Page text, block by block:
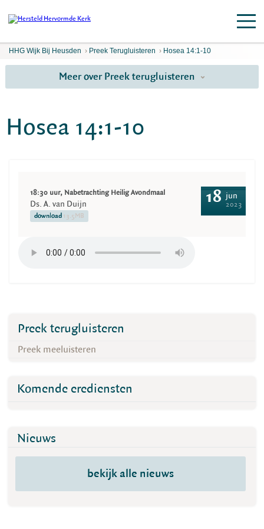
HHG Wijk Bij Heusden › Preek Terugluisteren › Hosea 14:1-10
Meer over Preek terugluisteren
Hosea 14:1-10
18:30 uur, Nabetrachting Heilig Avondmaal
Ds. A. van Duijn
download 13.5MB
18 jun
2023
Preek terugluisteren
Preek meeluisteren
Komende erediensten
Nieuws
bekijk alle nieuws